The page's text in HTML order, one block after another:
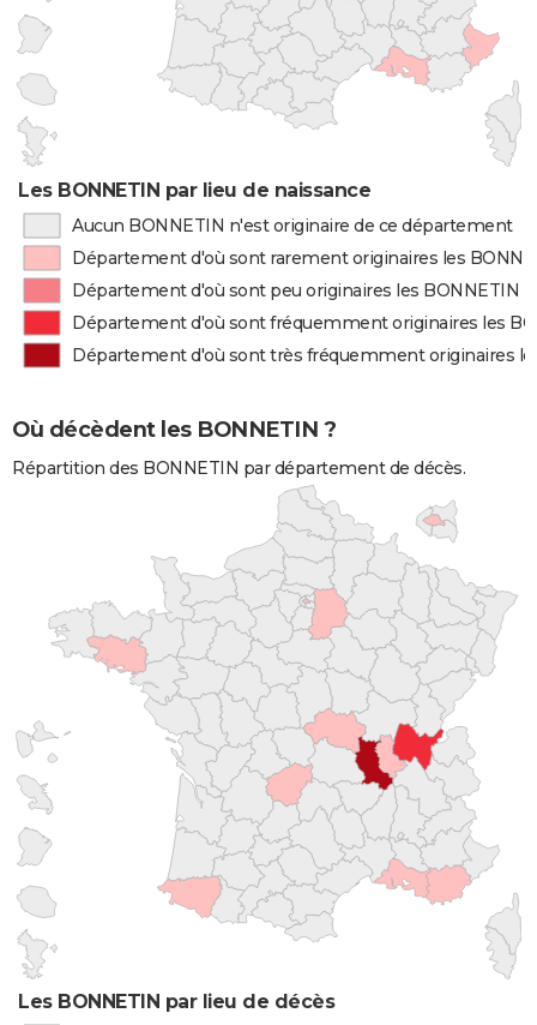
Les BONNETIN par lieu de naissance
Aucun BONNETIN n'est originaire de ce département
Département d'où sont rarement originaires les
Département d'où sont peu originaires les BONNETIN
Département d'où sont fréquemment originaires les
Département d'où sont très fréquemment originaires
Où décèdent les BONNETIN ?
Répartition des BONNETIN par département de décès.
Les BONNETIN par lieu de décès